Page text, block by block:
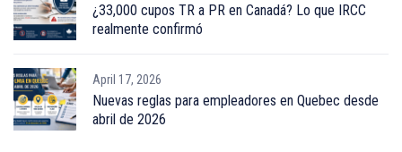
¿33,000 cupos TR a PR en Canadá? Lo que IRCC
realmente confirmó
April 17, 2026
Nuevas reglas para empleadores en Quebec desde
abril de 2026